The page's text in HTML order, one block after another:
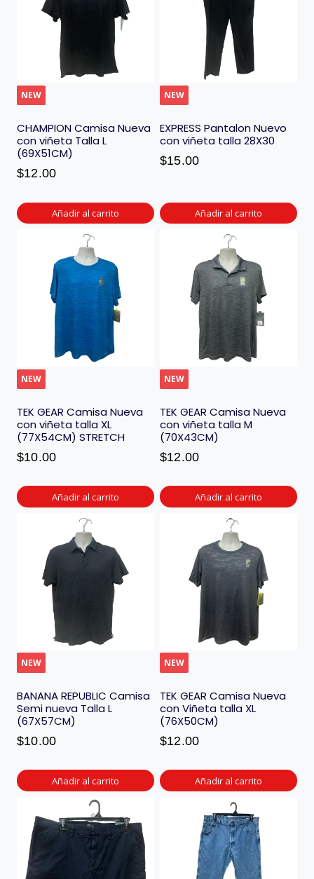
NEW
CHAMPION Camisa Nueva
con viñeta Talla L
(69X51CM)
$12.00
Añadir al carrito
NEW
EXPRESS Pantalon Nuevo
con viñeta talla 28X30
$15.00
Añadir al carrito
NEW
TEK GEAR Camisa Nueva
con viñeta talla XL
(77X54CM) STRETCH
$10.00
Añadir al carrito
NEW
TEK GEAR Camisa Nueva
con viñeta talla M
(70X43CM)
$12.00
Añadir al carrito
NEW
BANANA REPUBLIC Camisa
Semi nueva Talla L
(67X57CM)
$10.00
Añadir al carrito
NEW
TEK GEAR Camisa Nueva
con Viñeta talla XL
(76X50CM)
$12.00
Añadir al carrito